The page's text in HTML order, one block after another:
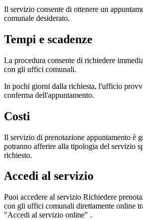
Il servizio consente di ottenere un
comunale desiderato.
Tempi e scadenze
La procedura consente di richiedere
con gli uffici comunali.
In pochi giorni dalla richiesta, l'ufficio
conferma dell'appuntamento.
Costi
Il servizio di prenotazione appuntamento è
potranno afferire alla tipologia del servizio
richiesto.
Accedi al servizio
Puoi accedere al servizio Richiedere
con gli uffici comunali direttamente online
"Accedi al servizio online" .